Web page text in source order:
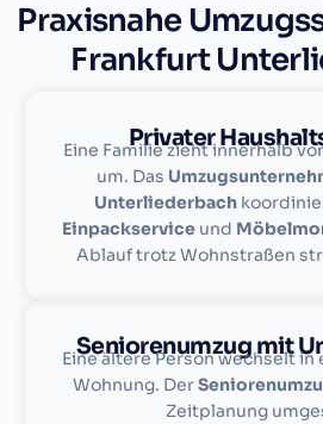
Praxisnahe
Frankfurt
Privater
Eine Familie zieht innerhalb
um. Das
Unterliederbach
Einpackserviceund
Ablauf trotz Wohnstraßen
Seniorenumzug mit
Eine ältere Person wechselt
Wohnung. Der
Zeitplanung